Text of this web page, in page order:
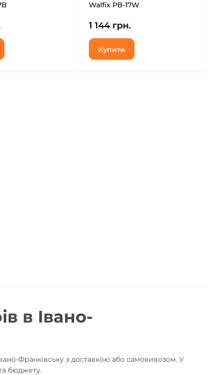
Walfix PB-17W
1 144 грн.
Купити
в Івано-
Франківську з доставкою або самовивозом. У
бюджету.